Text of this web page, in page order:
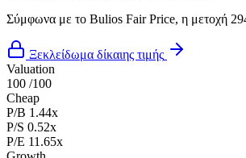
Σύμφωνα με το Bulios Fair Price, η μετοχή
Ξεκλείδωμα δίκαιης τιμής
Valuation
100 /100
Cheap
P/B 1.44x
P/S 0.52x
P/E 11.65x